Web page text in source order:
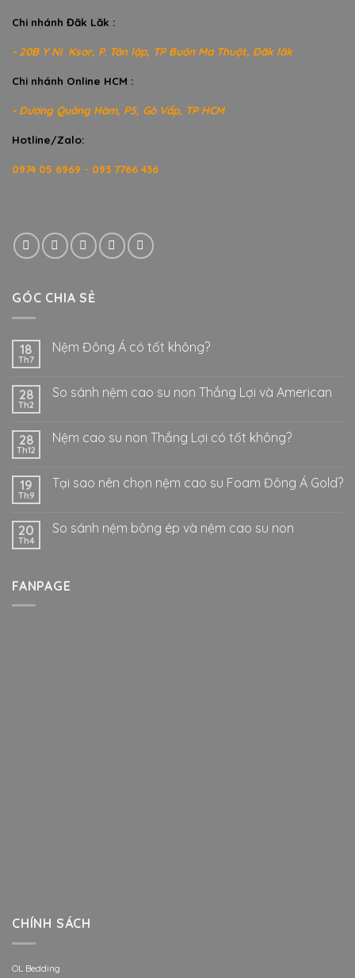
Chi nhánh Đăk Lăk :
- 20B Y Ni Ksor, P. Tân lập, TP Buôn Ma Thuột, Đăk lăk
Chi nhánh Online HCM :
- Dương Quảng Hàm, P5, Gò Vấp, TP HCM
Hotline/Zalo:
0974 05 6969 - 093 7766 436
GÓC CHIA SẺ
18
Th7
Nệm Đông Á có tốt không?
28
Th2
So sánh nệm cao su non Thắng Lợi và American
28
Th12
Nệm cao su non Thắng Lợi có tốt không?
19
Th9
Tại sao nên chọn nệm cao su Foam Đông Á Gold?
20
Th4
So sánh nệm bông ép và nệm cao su non
FANPAGE
CHÍNH SÁCH
OL Bedding